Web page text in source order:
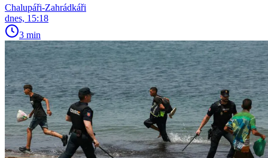
Chalupáři-Zahrádkáři
dnes, 15:18
3 min